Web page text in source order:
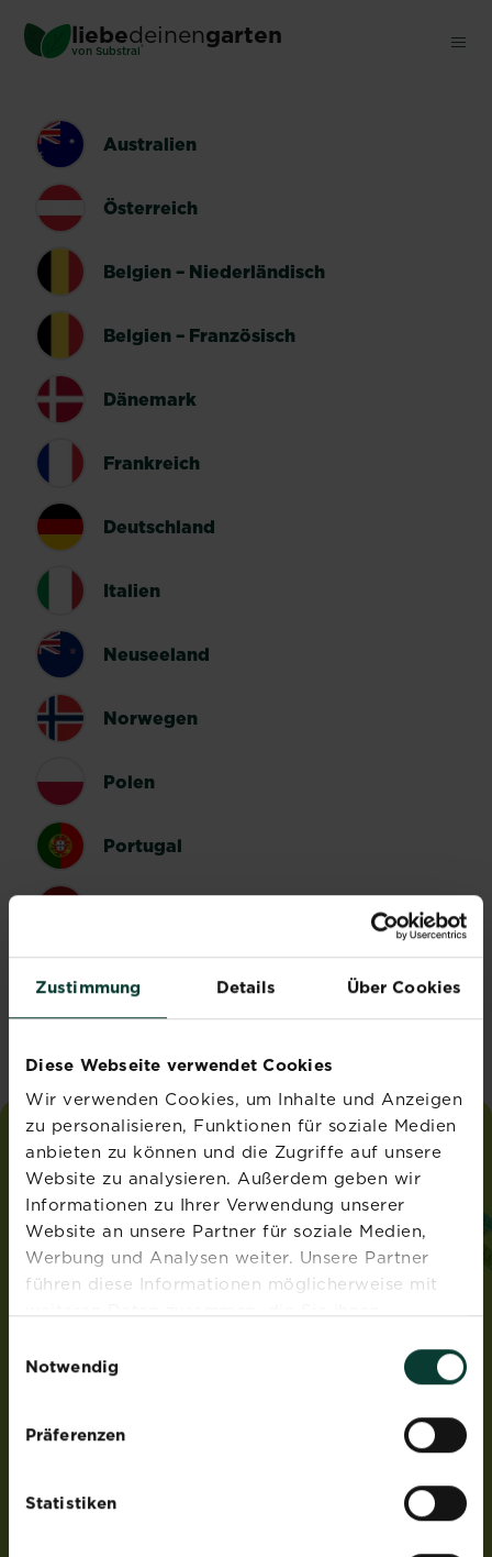
Zustimmung Details Über Cookies
Diese Webseite verwendet Cookies
Wir verwenden Cookies, um Inhalte und Anzeigen
zu personalisieren, Funktionen für soziale Medien
anbieten zu können und die Zugriffe auf unsere
Website zu analysieren. Außerdem geben wir
Informationen zu Ihrer Verwendung unserer
Website an unsere Partner für soziale Medien,
Werbung und Analysen weiter. Unsere Partner
führen diese Informationen möglicherweise mit
weiteren Daten zusammen, die Sie ihnen
Nutzung der Dienste gesammelt haben.
Notwendig
Präferenzen
Statistiken
main
liebedeinengarten
von Substral ®
Australien
Österreich
Belgien – Niederländisch
Belgien – Französisch
Dänemark
Frankreich
Deutschland
Italien
Neuseeland
Norwegen
Polen
Portugal
liebedeinengarten
von Substral®
ADRESSE
Evergreen Garden Care Österreich GmbH
Franz-Brötzner-Straße 11-13
ROUNDUP® und Osmocote® sind eingetragene Marken
Weedex®, Tomcat®, Magisches Rasen-Pflaster®,
EasyGreen®, EvenGreen® und HandyGreen® sind Marken
der Lizenz von OMS Investments, Inc.